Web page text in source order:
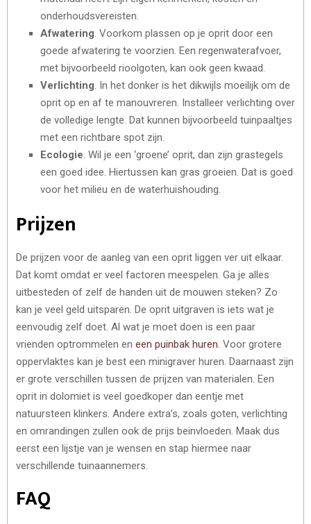
onderhoudsvereisten.
Afwatering . Voorkom plassen op je oprit door een
goede afwatering te voorzien. Een regenwaterafvoer,
met bijvoorbeeld rioolgoten, kan ook geen kwaad.
Verlichting . In het donker is het dikwijls moeilijk om de
oprit op en af te manouvreren. Installeer verlichting over
de volledige lengte. Dat kunnen bijvoorbeeld tuinpaaltjes
met een richtbare spot zijn.
Ecologie . Wil je een ‘groene’ oprit, dan zijn grastegels
een goed idee. Hiertussen kan gras groeien. Dat is goed
voor het milieu en de waterhuishouding.
Prijzen
De prijzen voor de aanleg van een oprit liggen ver uit elkaar.
Dat komt omdat er veel factoren meespelen. Ga je alles
uitbesteden of zelf de handen uit de mouwen steken? Zo
kan je veel geld uitsparen. De oprit uitgraven is iets wat je
eenvoudig zelf doet. Al wat je moet doen is een paar
vrienden optrommelen en een puinbak huren . Voor grotere
oppervlaktes kan je best een minigraver huren. Daarnaast zijn
er grote verschillen tussen de prijzen van materialen. Een
oprit in dolomiet is veel goedkoper dan eentje met
natuursteen klinkers. Andere extra’s, zoals goten, verlichting
en omrandingen zullen ook de prijs beinvloeden. Maak dus
eerst een lijstje van je wensen en stap hiermee naar
verschillende tuinaannemers.
FAQ